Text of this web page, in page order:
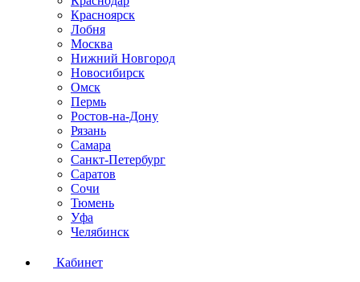
Красноярск
Лобня
Москва
Нижний Новгород
Новосибирск
Омск
Пермь
Ростов-на-Дону
Рязань
Самара
Санкт-Петербург
Саратов
Сочи
Тюмень
Уфа
Челябинск
Кабинет